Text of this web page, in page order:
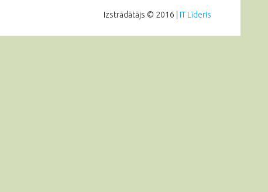
Izstrādātājs © 2016 | IT Līderis